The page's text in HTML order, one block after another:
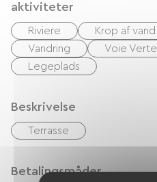
aktiviteter
Riviere Krop af vand
Vandring
Voie Verte
Legeplads
Beskrivelse
Terrasse
Betalingsmåder